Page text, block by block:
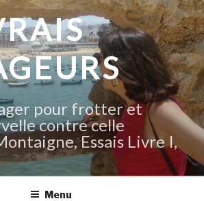
pour frotter et
contre celle
Essais Livre I,
Menu